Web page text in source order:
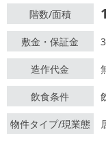
階数/面積
敷金・保証金
造作代金
飲食条件
物件タイプ/現業態